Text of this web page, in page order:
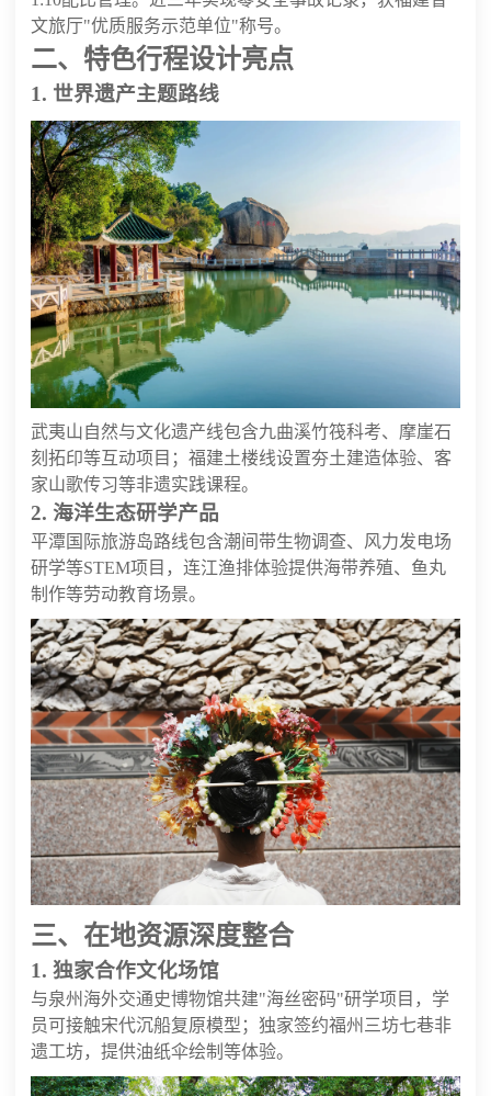
文旅厅"优质服务示范单位"称号。
二、特色行程设计亮点
1. 世界遗产主题路线
武夷山自然与文化遗产线包含九曲溪竹筏科考、摩崖石
刻拓印等互动项目；福建土楼线设置夯土建造体验、客
家山歌传习等非遗实践课程。
2. 海洋生态研学产品
平潭国际旅游岛路线包含潮间带生物调查、风力发电场
研学等STEM项目，连江渔排体验提供海带养殖、鱼丸
制作等劳动教育场景。
三、在地资源深度整合
1. 独家合作文化场馆
与泉州海外交通史博物馆共建"海丝密码"研学项目，学
员可接触宋代沉船复原模型；独家签约福州三坊七巷非
遗工坊，提供油纸伞绘制等体验。